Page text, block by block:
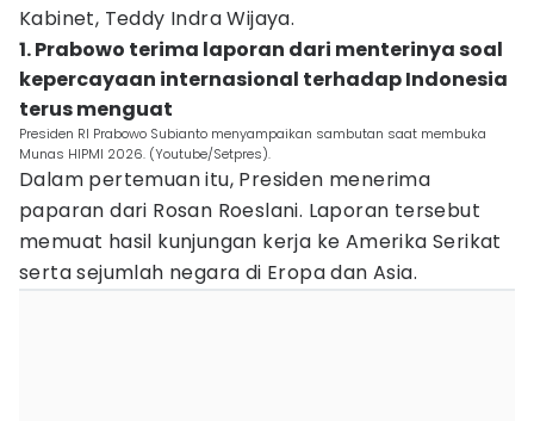
Kabinet, Teddy Indra Wijaya.
1. Prabowo terima laporan dari menterinya soal
kepercayaan internasional terhadap Indonesia
terus menguat
Presiden RI Prabowo Subianto menyampaikan sambutan saat membuka
Munas HIPMI 2026. (Youtube/Setpres).
Dalam pertemuan itu, Presiden menerima
paparan dari Rosan Roeslani. Laporan tersebut
memuat hasil kunjungan kerja ke Amerika Serikat
serta sejumlah negara di Eropa dan Asia.